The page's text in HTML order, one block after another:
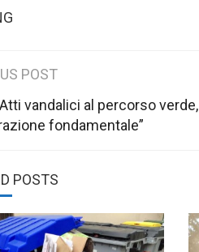
POST
vandalici al percorso verde,
fondamentale”
POSTS